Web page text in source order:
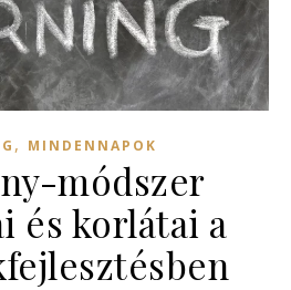
, MINDENNAPOK
módszer
és korlátai a